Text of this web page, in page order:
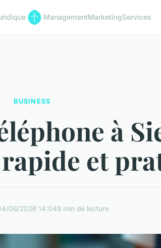
ManagementMarketingServices
BUSINESS
à
et
06/2026 14:049 min de lecture